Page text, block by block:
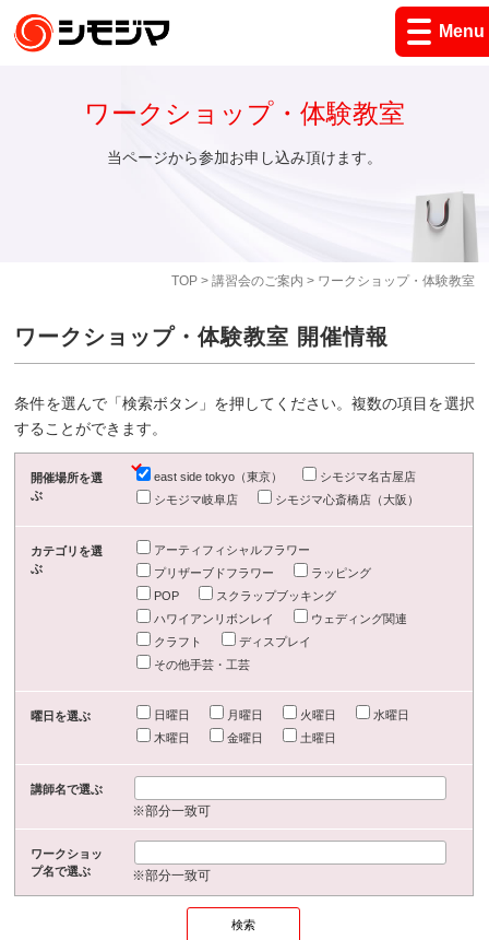
Menu
TOP> 講習会のご案内 > ワークショップ・体験教室
ワークショップ・体験教室
当ページから参加お申し込み頂けます。
ワークショップ・体験教室 開催情報
条件を選んで「検索ボタン」を押してください。複数の項目を選択
することができます。
開催場所を選
ぶ
east side tokyo（東京）
シモジマ名古屋店
シモジマ岐阜店
シモジマ心斎橋店（大阪）
カテゴリを選
ぶ
アーティフィシャルフラワー
プリザーブドフラワー
ラッピング
POP
スクラップブッキング
ハワイアンリボンレイ
ウェディング関連
クラフト
ディスプレイ
その他手芸・工芸
曜日を選ぶ 日曜日 月曜日 火曜日
水曜日
木曜日
金曜日 土曜日
講師名で選ぶ
※部分一致可
ワークショッ
プ名で選ぶ
※部分一致可